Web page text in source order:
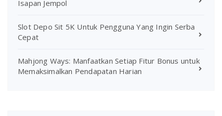
Isapan Jempol
Slot Depo Sit 5K Untuk Pengguna Yang Ingin Serba
Cepat
Mahjong Ways: Manfaatkan Setiap Fitur Bonus untuk
Memaksimalkan Pendapatan Harian